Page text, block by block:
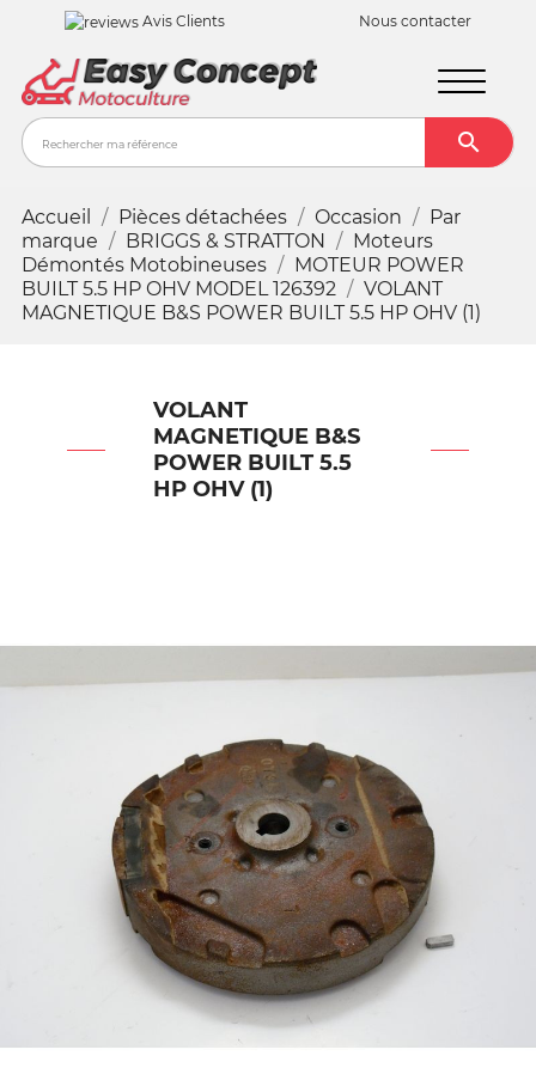
Avis Clients Nous contacter

Accueil Pièces détachées Occasion
Par
marque
BRIGGS & STRATTON
Moteurs
Démontés Motobineuses
MOTEUR POWER
BUILT 5.5 HP OHV MODEL 126392
VOLANT
MAGNETIQUE B&S POWER BUILT 5.5 HP OHV (1)
VOLANT
MAGNETIQUE B&S
POWER BUILT 5.5
HP OHV (1)